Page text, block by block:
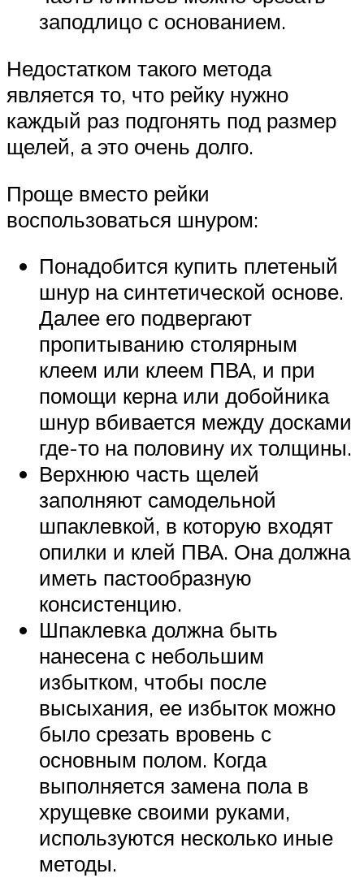
заподлицо с основанием.
Недостатком такого метода
является то, что рейку нужно
каждый раз подгонять под размер
щелей, а это очень долго.
Проще вместо рейки
воспользоваться шнуром:
Понадобится купить плетеный
шнур на синтетической основе.
Далее его подвергают
пропитыванию столярным
клеем или клеем ПВА, и при
помощи керна или добойника
шнур вбивается между досками
где-то на половину их толщины.
Верхнюю часть щелей
заполняют самодельной
шпаклевкой, в которую входят
опилки и клей ПВА. Она должна
иметь пастообразную
консистенцию.
Шпаклевка должна быть
нанесена с небольшим
избытком, чтобы после
высыхания, ее избыток можно
было срезать вровень с
основным полом. Когда
выполняется замена пола в
хрущевке своими руками,
используются несколько иные
методы.